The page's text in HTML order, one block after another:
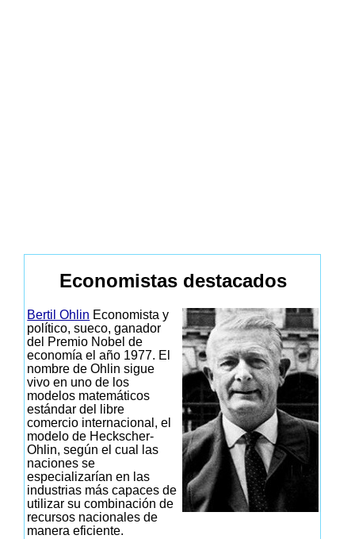
Economistas destacados
Bertil Ohlin Economista y
político, sueco, ganador
del Premio Nobel de
economía el año 1977. El
nombre de Ohlin sigue
vivo en uno de los
modelos matemáticos
estándar del libre
comercio internacional, el
modelo de Heckscher-
Ohlin, según el cual las
naciones se
especializarían en las
industrias más capaces de
utilizar su combinación de
recursos nacionales de
manera eficiente.